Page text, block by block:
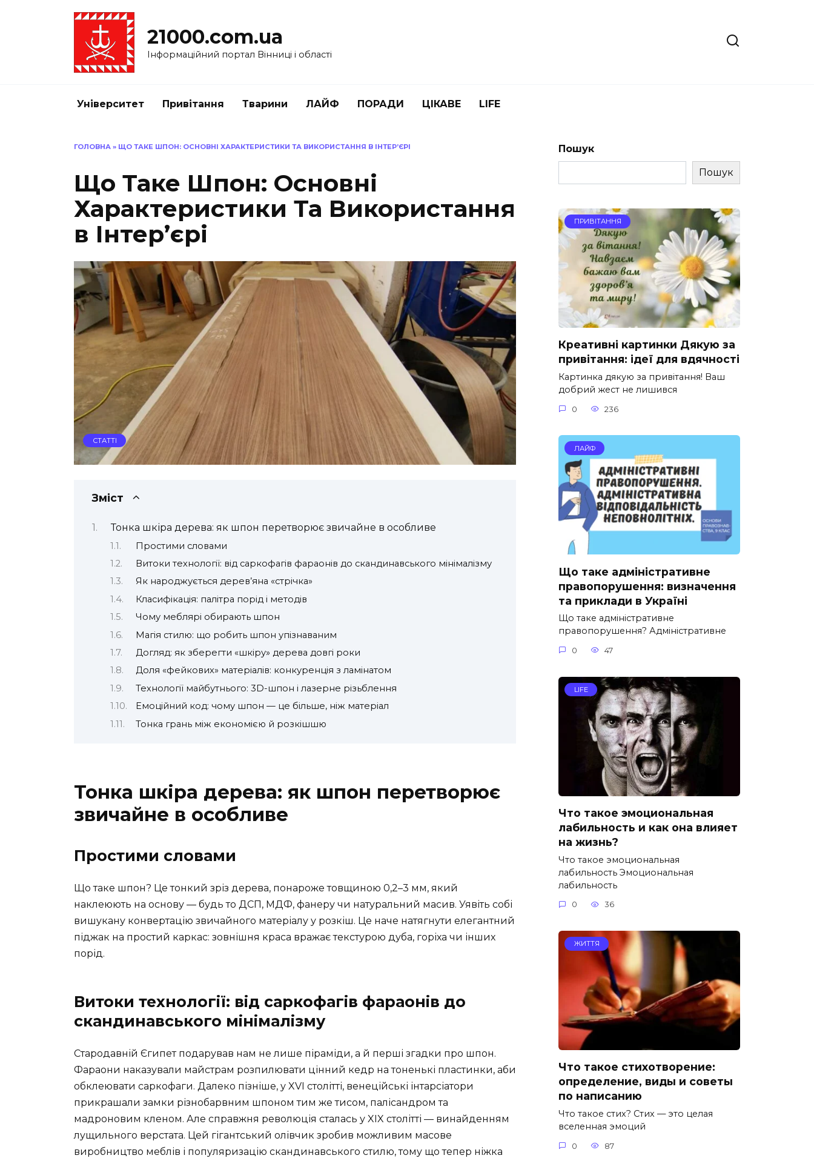
21000.com.ua
Інформаційний портал Вінниці і області
Університет Привітання Тварини ЛАЙФ ПОРАДИ ЦІКАВЕ LIFE
ГОЛОВНА » ЩО ТАКЕ ШПОН: ОСНОВНІ ХАРАКТЕРИСТИКИ ТА ВИКОРИСТАННЯ В ІНТЕР’ЄРІ
Що Таке Шпон: Основні
Характеристики Та Використання
в Інтер’єрі
СТАТТІ
Зміст
Тонка шкіра дерева: як шпон перетворює звичайне в особливе
Простими словами
Витоки технології: від саркофагів фараонів до скандинавського мінімалізму
Як народжується дерев’яна «стрічка»
Класифікація: палітра порід і методів
Чому меблярі обирають шпон
Магія стилю: що робить шпон упізнаваним
Догляд: як зберегти «шкіру» дерева довгі роки
Доля «фейкових» матеріалів: конкуренція з ламінатом
Технології майбутнього: 3D-шпон і лазерне різьблення
Емоційний код: чому шпон — це більше, ніж матеріал
Тонка грань між економією й розкішшю
Тонка шкіра дерева: як шпон перетворює
звичайне в особливе
Простими словами
Що таке шпон? Це тонкий зріз дерева, понароже товщиною 0,2–3 мм, який
наклеюють на основу — будь то ДСП, МДФ, фанеру чи натуральний масив. Уявіть собі
вишукану конвертацію звичайного матеріалу у розкіш. Це наче натягнути елегантний
піджак на простий каркас: зовнішня краса вражає текстурою дуба, горіха чи інших
порід.
Витоки технології: від саркофагів фараонів до
скандинавського мінімалізму
Стародавній Єгипет подарував нам не лише піраміди, а й перші згадки про шпон.
Фараони наказували майстрам розпилювати цінний кедр на тоненькі пластинки, аби
обклеювати саркофаги. Далеко пізніше, у XVI столітті, венеційські інтарсіатори
прикрашали замки різнобарвним шпоном тим же тисом, палісандром та
мадроновим кленом. Але справжня революція сталась у XIX столітті — винайденням
лущильного верстата. Цей гігантський олівчик зробив можливим масове
виробництво меблів і популяризацію скандинавського стилю, тому що тепер ніжка
Пошук
Пошук
ПРИВІТАННЯ
Креативні картинки Дякую за
привітання: ідеї для вдячності
Картинка дякую за привітання! Ваш
добрий жест не лишився
0 236
ЛАЙФ
Що таке адміністративне
правопорушення: визначення
та приклади в Україні
Що таке адміністративне
правопорушення? Адміністративне
0 47
LIFE
Что такое эмоциональная
лабильность и как она влияет
на жизнь?
Что такое эмоциональная
лабильность Эмоциональная
лабильность
0 36
ЖИТТЯ
Что такое стихотворение:
определение, виды и советы
по написанию
Что такое стих? Стих — это целая
вселенная эмоций
0 87